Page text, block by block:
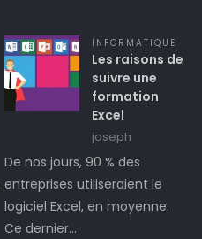
INFORMATIQUE
Les raisons de
suivre une
formation
Excel
joseph
De nos jours, 90 % des
entreprises utiliseraient le
logiciel Excel, en moyenne.
Ce dernier…